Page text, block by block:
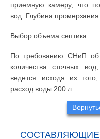
приемную камеру, что
вод. Глубина
Выбор объема септика
По требованию СНиП
количества сточных
ведется исходя из
расход воды 200 л.